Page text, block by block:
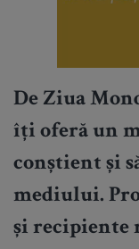
De Ziua
îți oferă un
conștient și
mediului.
și recipiente